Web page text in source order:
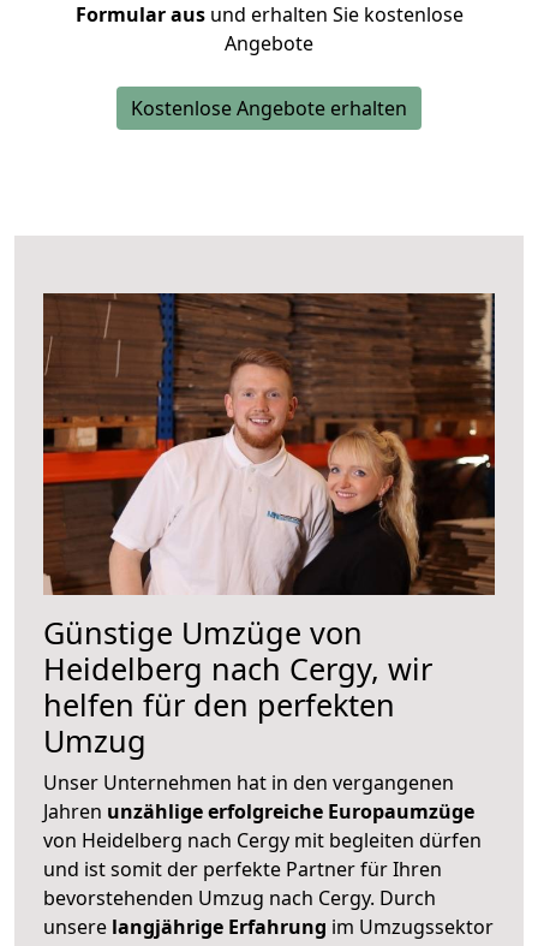
Formular ausund erhalten Sie kostenlose
Angebote
Kostenlose Angebote erhalten
Günstige Umzüge von
Heidelberg nach Cergy, wir
helfen für den perfekten
Umzug
Unser Unternehmen hat in den vergangenen
Jahren unzählige erfolgreiche Europaumzüge
von Heidelberg nach Cergy mit begleiten dürfen
und ist somit der perfekte Partner für Ihren
bevorstehenden Umzug nach Cergy. Durch
unsere langjährige Erfahrung im Umzugssektor